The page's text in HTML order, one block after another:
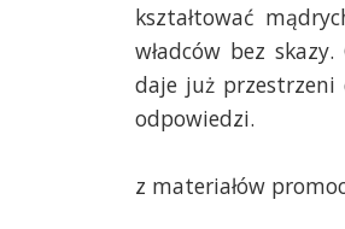
kształtować
władców bez
daje już przestrzeni
odpowiedzi.
z materiałów